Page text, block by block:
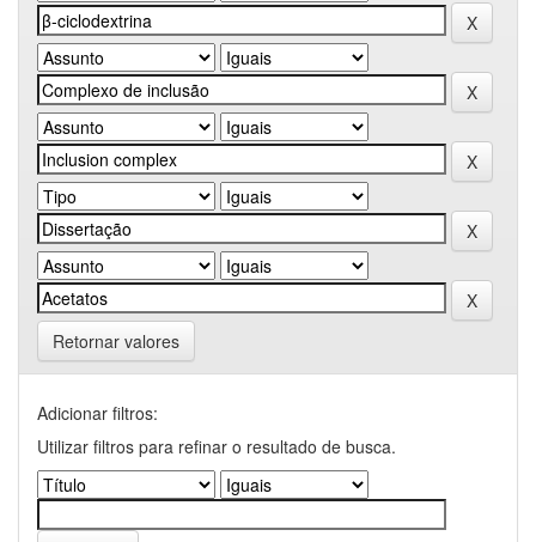
Retornar valores
Adicionar filtros:
Utilizar filtros para refinar o resultado de busca.